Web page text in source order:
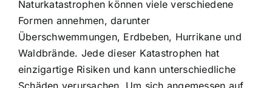
Naturkatastrophen können viele verschiedene
Formen annehmen, darunter
Überschwemmungen, Erdbeben, Hurrikane und
Waldbrände. Jede dieser Katastrophen hat
einzigartige Risiken und kann unterschiedliche
Schäden verursachen. Um sich angemessen auf